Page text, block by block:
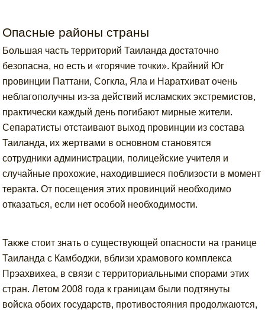
Опасные районы страны
Большая часть территорий Таиланда достаточно
безопасна, но есть и «горячие точки». Крайний Юг
провинции Паттани, Согкла, Яла и Наратхиват очень
неблагополучны из-за действий исламских экстремистов,
практически каждый день погибают мирные жители.
Сепаратисты отстаивают выход провинции из состава
Таиланда, их жертвами в основном становятся
сотрудники администрации, полицейские учителя и
случайные прохожие, находившиеся поблизости в момент
теракта. От посещения этих провинций необходимо
отказаться, если нет особой необходимости.
Также стоит знать о существующей опасности на границе
Таиланда с Камбоджи, вблизи храмового комплекса
Прэахвихеа, в связи с территориальными спорами этих
стран. Летом 2008 года к границам были подтянуты
войска обоих государств, противостояния продолжаются,